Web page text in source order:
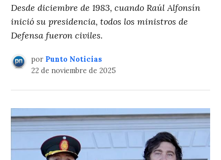
Desde diciembre de 1983, cuando Raúl Alfonsín
inició su presidencia, todos los ministros de
Defensa fueron civiles.
por Punto Noticias
22 de noviembre de 2025